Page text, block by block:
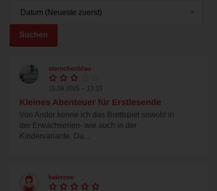
Suchen
sternchenblau
15.09.2025 – 13:33
Kleines Abenteuer für Erstlesende
Von Andor kenne ich das Brettspiel sowohl in
der Erwachsenen- wie auch in der
Kindervariante. Da...
katerose